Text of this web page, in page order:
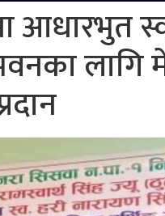
आधारभुत
लागि